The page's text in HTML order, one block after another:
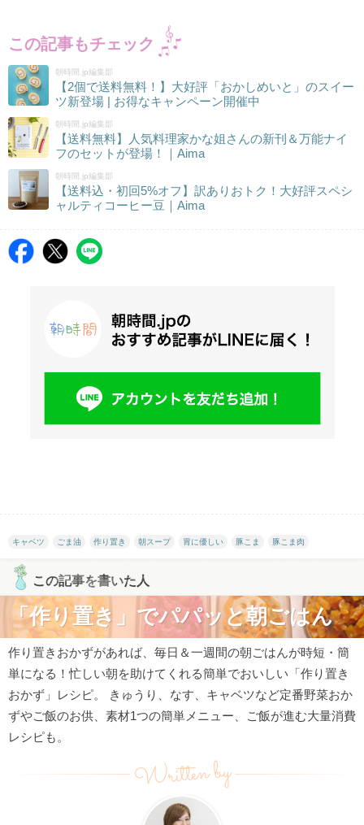
この記事もチェック
朝時間.jp編集部
【2個で送料無料！】大好評「おかしめいと」のスイー
ツ新登場 | お得なキャンペーン開催中
朝時間.jp編集部
【送料無料】人気料理家かな姐さんの新刊＆万能ナイ
フのセットが登場！｜Aima
朝時間.jp編集部
【送料込・初回5%オフ】訳ありおトク！大好評スペシ
ャルティコーヒー豆｜Aima
キャベツ ごま油 作り置き 朝スープ 胃に優しい 豚こま 豚こま肉
この記事を書いた人
「作り置き」でパパッと朝ごはん
作り置きおかずがあれば、毎日＆一週間の朝ごはんが時短・簡
単になる！忙しい朝を助けてくれる簡単でおいしい「作り置き
おかず」レシピ。 きゅうり、なす、キャベツなど定番野菜おか
ずやご飯のお供、素材1つの簡単メニュー、ご飯が進む大量消費
レシピも。
Written by